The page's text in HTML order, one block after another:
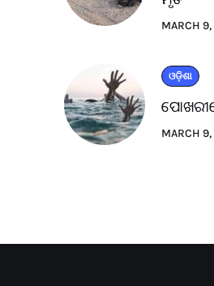
MARCH
ଓଡ଼ିଶା
MARCH